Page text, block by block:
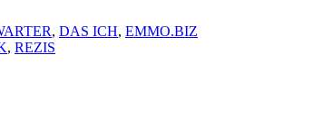
, DAS ICH, EMMO.BIZ
, REZIS